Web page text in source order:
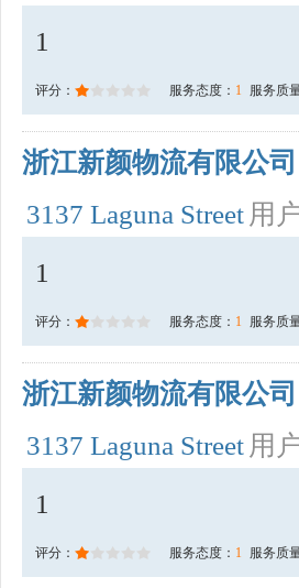
1
评分： 服务态度： 1 服务质
浙江新颜物流有限公司
3137 Laguna Street 用
1
评分： 服务态度： 1 服务质
浙江新颜物流有限公司
3137 Laguna Street 用
1
评分： 服务态度： 1 服务质